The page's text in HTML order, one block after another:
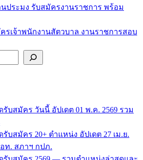
ประมง รับสมัครงานราชการ พร้อม
รเจ้าพนักงานสัตวบาล งานราชการสอบ
รับสมัคร วันนี้ อัปเดต 01 พ.ค. 2569 รวม
รับสมัคร 20+ ตำแหน่ง อัปเดต 27 เม.ย.
ท. สภาฯ กปภ.